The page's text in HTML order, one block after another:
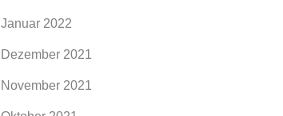
Januar 2022
Dezember 2021
November 2021